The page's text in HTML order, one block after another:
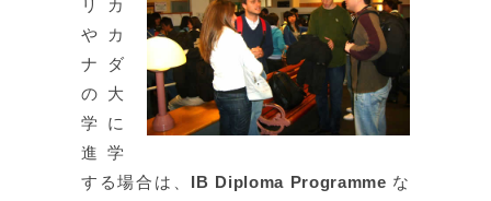
リカ
やカ
ナダ
の大
学に
進学
する場合は、 IB Diploma Programme な